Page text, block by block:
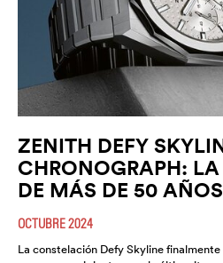
ZENITH DEFY
CHRONOGRAPH:
DE MÁS DE 50
OCTUBRE 2024
La constelación Defy Skyline